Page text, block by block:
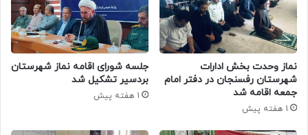
نماز وحدت بخش ادارات
شهرستان رفسنجان در دفتر امام
جمعه اقامه شد
1 هفته پیش
جلسه شورای اقامه نماز شهرستان
بردسیر تشکیل شد
1 هفته پیش